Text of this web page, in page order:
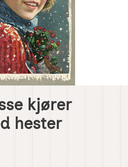
kjører
hester
Juleskort nisse kjører tømmer